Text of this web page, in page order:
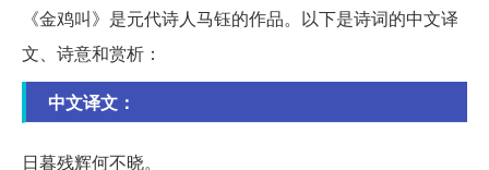
《金鸡叫》是元代诗人马钰的作品。以下是诗词的中文译
文、诗意和赏析：
中文译文：
日暮残辉何不晓。